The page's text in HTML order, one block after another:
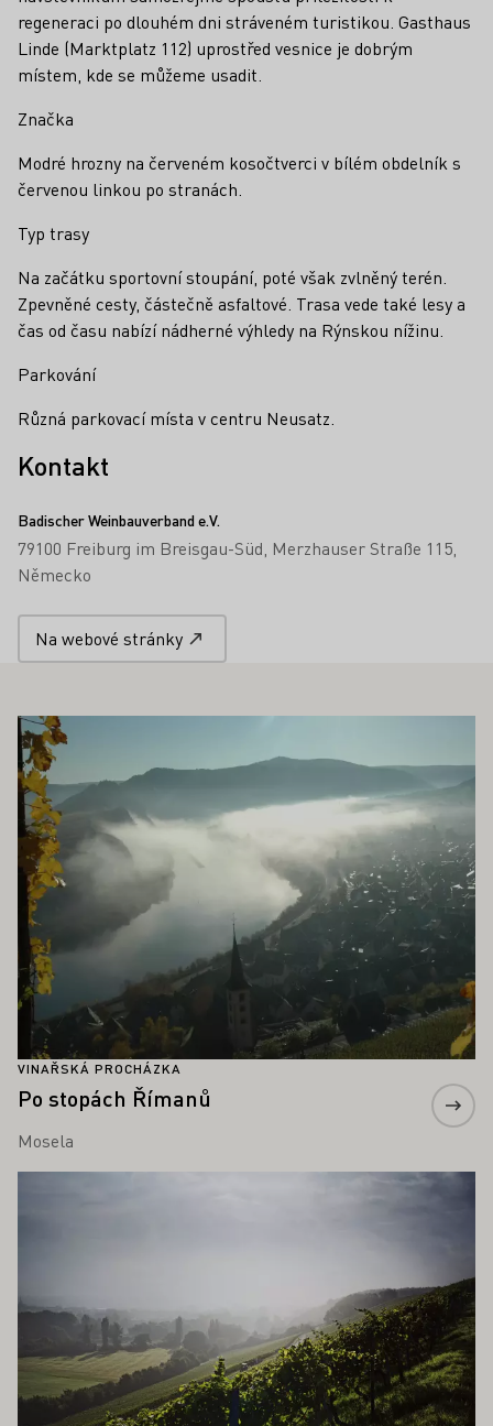
regeneraci po dlouhém dni stráveném turistikou. Gasthaus
Linde (Marktplatz 112) uprostřed vesnice je dobrým
místem, kde se můžeme usadit.
Značka
Modré hrozny na červeném kosočtverci v bílém obdelník s
červenou linkou po stranách.
Typ trasy
Na začátku sportovní stoupání, poté však zvlněný terén.
Zpevněné cesty, částečně asfaltové. Trasa vede také lesy a
čas od času nabízí nádherné výhledy na Rýnskou nížinu.
Parkování
Různá parkovací místa v centru Neusatz.
Kontakt
Badischer Weinbauverband e.V.
79100 Freiburg im Breisgau-Süd Merzhauser Straße 115
Německo
Na webové stránky
ZAJÍMAT TAKÉ
VINAŘSKÁ PROCHÁZKA
Po stopách Římanů
Mosela
Zjistěte více